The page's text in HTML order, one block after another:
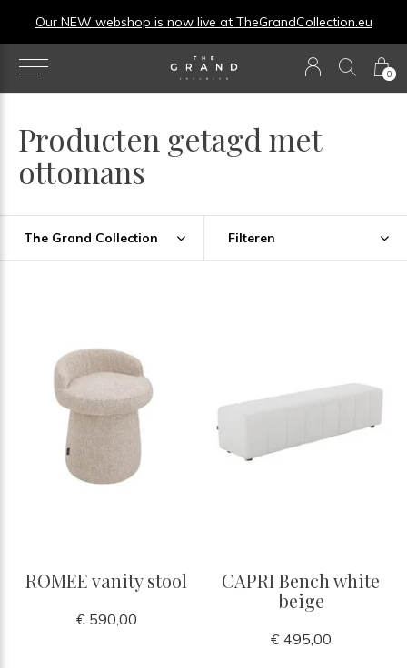
0
Our NEW webshop is now live at TheGrandCollection.eu
Producten getagd met
ottomans
The Grand Collection Filteren
ROMEE vanity stool
€ 590,00
CAPRI Bench white
beige
€ 495,00